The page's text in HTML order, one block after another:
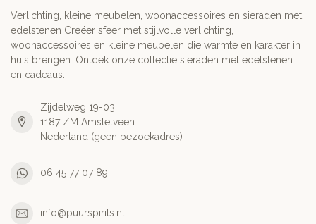
Verlichting, kleine meubelen, woonaccessoires en sieraden met
edelstenen Creëer sfeer met stijlvolle verlichting,
woonaccessoires en kleine meubelen die warmte en karakter in
huis brengen. Ontdek onze collectie sieraden met edelstenen
en cadeaus.
Zijdelweg 19-03
1187 ZM Amstelveen
Nederland (geen bezoekadres)
06 45 77 07 89
info@puurspirits.nl